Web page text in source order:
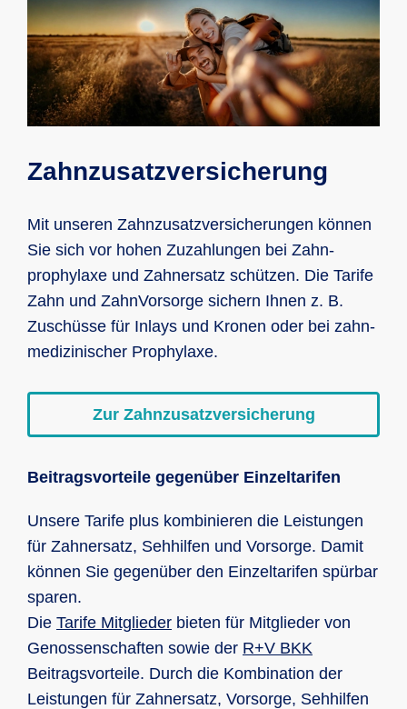
Zahnzusatzversicherung
Mit unseren Zahnzusatz­versiche­rungen können
Sie sich vor hohen Zuzahlungen bei Zahn­
prophylaxe und Zahn­ersatz schützen. Die Tarife
Zahn und Zahn­Vorsorge sichern Ihnen z. B.
Zuschüsse für Inlays und Kronen oder bei zahn­
medizinischer Prophylaxe.
Zur Zahnzusatzversicherung
Beitragsvorteile gegenüber Einzeltarifen
Unsere Tarife plus kombinieren die Leistungen
für Zahnersatz, Sehhilfen und Vorsorge. Damit
können Sie gegenüber den Einzeltarifen spürbar
sparen.
Die Tarife Mitglieder bieten für Mitglieder von
Genossenschaften sowie der R+V BKK
Beitragsvorteile. Durch die Kombination der
Leistungen für Zahnersatz, Vorsorge, Sehhilfen